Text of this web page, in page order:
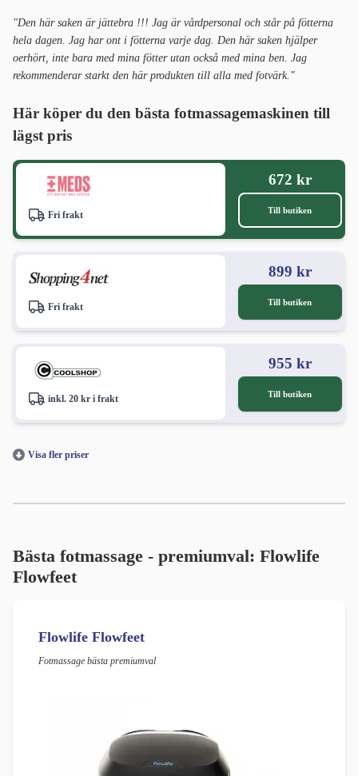
"Den här saken är jättebra !!! Jag är vårdpersonal och står på fötterna
hela dagen. Jag har ont i fötterna varje dag. Den här saken hjälper
oerhört, inte bara med mina fötter utan också med mina ben. Jag
rekommenderar starkt den här produkten till alla med fotvärk."
Här köper du den bästa fotmassagemaskinen till
lägst pris
Fri frakt
672 kr
Till butiken
Fri frakt
899 kr
Till butiken
inkl. 20 kr i frakt
955 kr
Till butiken
Visa fler priser
Bästa fotmassage - premiumval: Flowlife
Flowfeet
Flowlife Flowfeet
Fotmassage bästa premiumval